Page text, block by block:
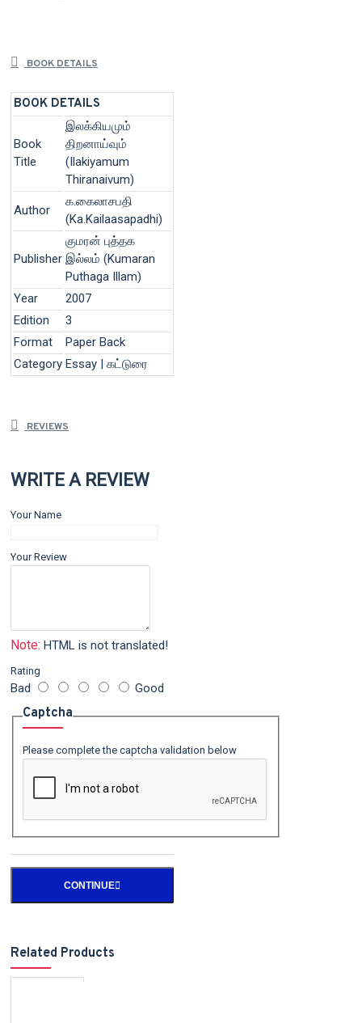
BOOK DETAILS
BOOK DETAILS
Book
Title
இலக்கியமும்
திறனாய்வும்
(Ilakiyamum
Thiranaivum)
Author
க.கைலாசபதி
(Ka.Kailaasapadhi)
Publisher
குமரன் புத்தக
இல்லம் (Kumaran
Puthaga Illam)
Year
2007
Edition
3
Format
Paper Back
Category Essay | கட்டுரை
REVIEWS
WRITE A REVIEW
Your Name
Your Review
Note: HTML is not translated!
Rating
Bad Good
Captcha
Please complete the captcha validation below
CONTINUE
Related Products